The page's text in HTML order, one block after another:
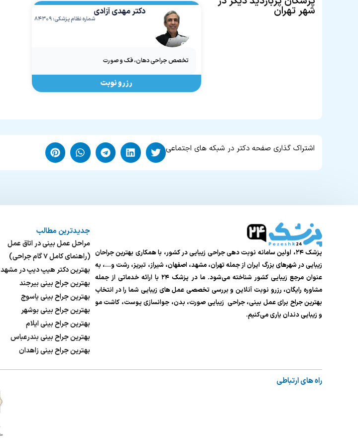
شهر تهران دکتر مهدی آزادی
شماره نظام پزشکی: ۸۴۳۰۹
تخصص جراحی دهان، فک و صورت
رزرو نوبت
اشتراک گذاری صفحه دکتر در شبکه های اجتماعی
پزشک ۲۴، اولین سامانه نوبت دهی جراحی زیبایی در کشور، با همکاری بهترین جراحان
زیبایی در شهرهای بزرگ ایران از جمله تهران، مشهد، اصفهان، شیراز، تبریز، رشت و…، به
عنوان مرجع زیبایی کشور شناخته می‌شود. ما در پزشک ۲۴ با ارائه خدماتی از جمله
مشاوره رایگان، رزرو نوبت آنلاین و بررسی تخصصی عمل های زیبایی شما را در انتخاب
بهترین جراح برای عمل بینی، جراحی زیبایی صورت، بدن، جوانسازی پوست، کاشت مو
و زیبایی دندان یاری می‌کنیم.
جدیدترین مطالب
مراحل عمل بینی در اتاق عمل
(راهنمای کامل ۷ گام جراحی)
بهترین دکتر هیپ دیپ در مشهد
بهترین جراح بینی بیرجند
بهترین جراح بینی یاسوج
بهترین جراح بینی بوشهر
بهترین جراح بینی ایلام
بهترین جراح بینی بندرعباس
بهترین جراح بینی زاهدان
راه های ارتباطی